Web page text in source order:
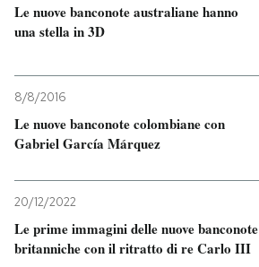
Le nuove banconote australiane hanno
una stella in 3D
8/8/2016
Le nuove banconote colombiane con
Gabriel García Márquez
20/12/2022
Le prime immagini delle nuove banconote
britanniche con il ritratto di re Carlo III